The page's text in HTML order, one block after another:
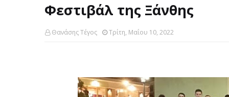
Φεστιβάλ της Ξάνθης
Θανάσης Τέγος Τρίτη, Μαΐου 10, 2022